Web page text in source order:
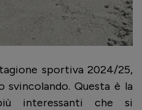
sportiva 2024/25,
Questa è la
interessanti che si